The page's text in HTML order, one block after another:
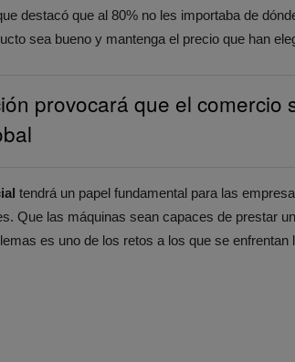
destacó que al 80% no les importaba de
sea bueno y mantenga el precio que han
provocará que el comercio
tendrá un papel fundamental para las
Que las máquinas sean capaces de prestar
es uno de los retos a los que se enfrentan